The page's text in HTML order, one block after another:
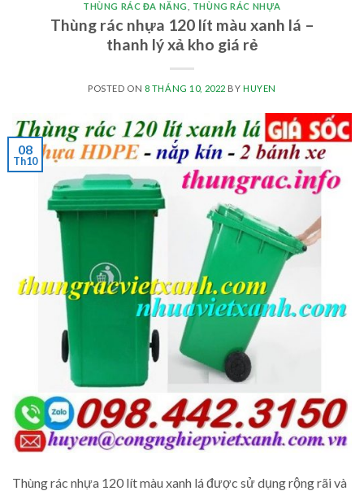
THÙNG RÁC ĐA NĂNG THÙNG RÁC NHỰA
Thùng rác nhựa 120 lít màu xanh lá –
thanh lý xả kho giá rẻ
POSTED ON 8 THÁNG 10, 2022 BY HUYEN
08
Th10
Thùng rác nhựa 120 lít màu xanh lá được sử dụng rộng rãi và